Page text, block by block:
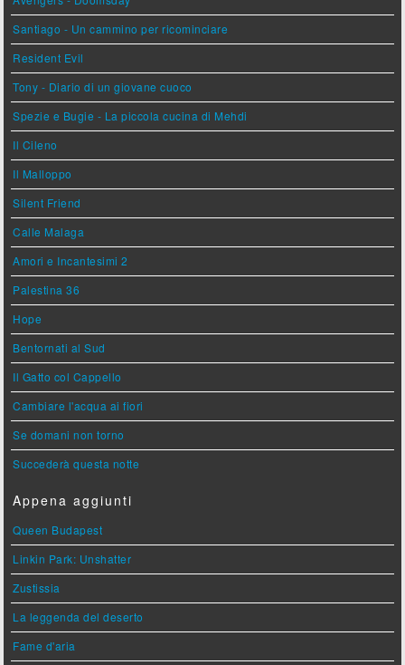
Santiago - Un cammino per ricominciare
Resident Evil
Tony - Diario di un giovane cuoco
Spezie e Bugie - La piccola cucina di Mehdi
Il Cileno
Il Malloppo
Silent Friend
Calle Malaga
Amori e Incantesimi 2
Palestina 36
Hope
Bentornati al Sud
Il Gatto col Cappello
Cambiare l'acqua ai fiori
Se domani non torno
Succederà questa notte
Appena aggiunti
Queen Budapest
Linkin Park: Unshatter
Zustissia
La leggenda del deserto
Fame d'aria